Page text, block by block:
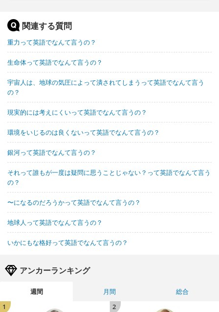
関連する質問
重力って英語でなんて言うの？
生命体って英語でなんて言うの？
宇宙人は、地球の気圧によって潰されてしまうって英語でなんて言う
の？
現実的には考えにくいって英語でなんて言うの？
環境をいじるのは良くないって英語でなんて言うの？
銀河って英語でなんて言うの？
それって誰もが一度は疑問に思うことじゃない？って英語でなんて言う
の？
〜になるのだろうかって英語でなんて言うの？
地球人って英語でなんて言うの？
いかにもな格好って英語でなんて言うの？
アンカーランキング
週間 月間
総合
1
2